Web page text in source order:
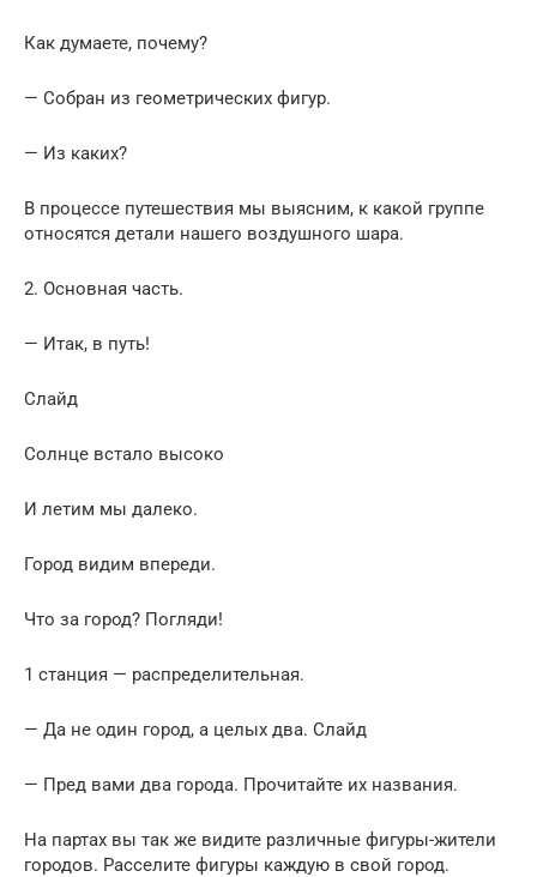
Как думаете, почему?
— Собран из геометрических фигур.
— Из каких?
В процессе путешествия мы выясним, к какой группе
относятся детали нашего воздушного шара.
2. Основная часть.
— Итак, в путь!
Слайд
Солнце встало высоко
И летим мы далеко.
Город видим впереди.
Что за город? Погляди!
1 станция — распределительная.
— Да не один город, а целых два. Слайд
— Пред вами два города. Прочитайте их названия.
На партах вы так же видите различные фигуры-жители
городов. Расселите фигуры каждую в свой город.